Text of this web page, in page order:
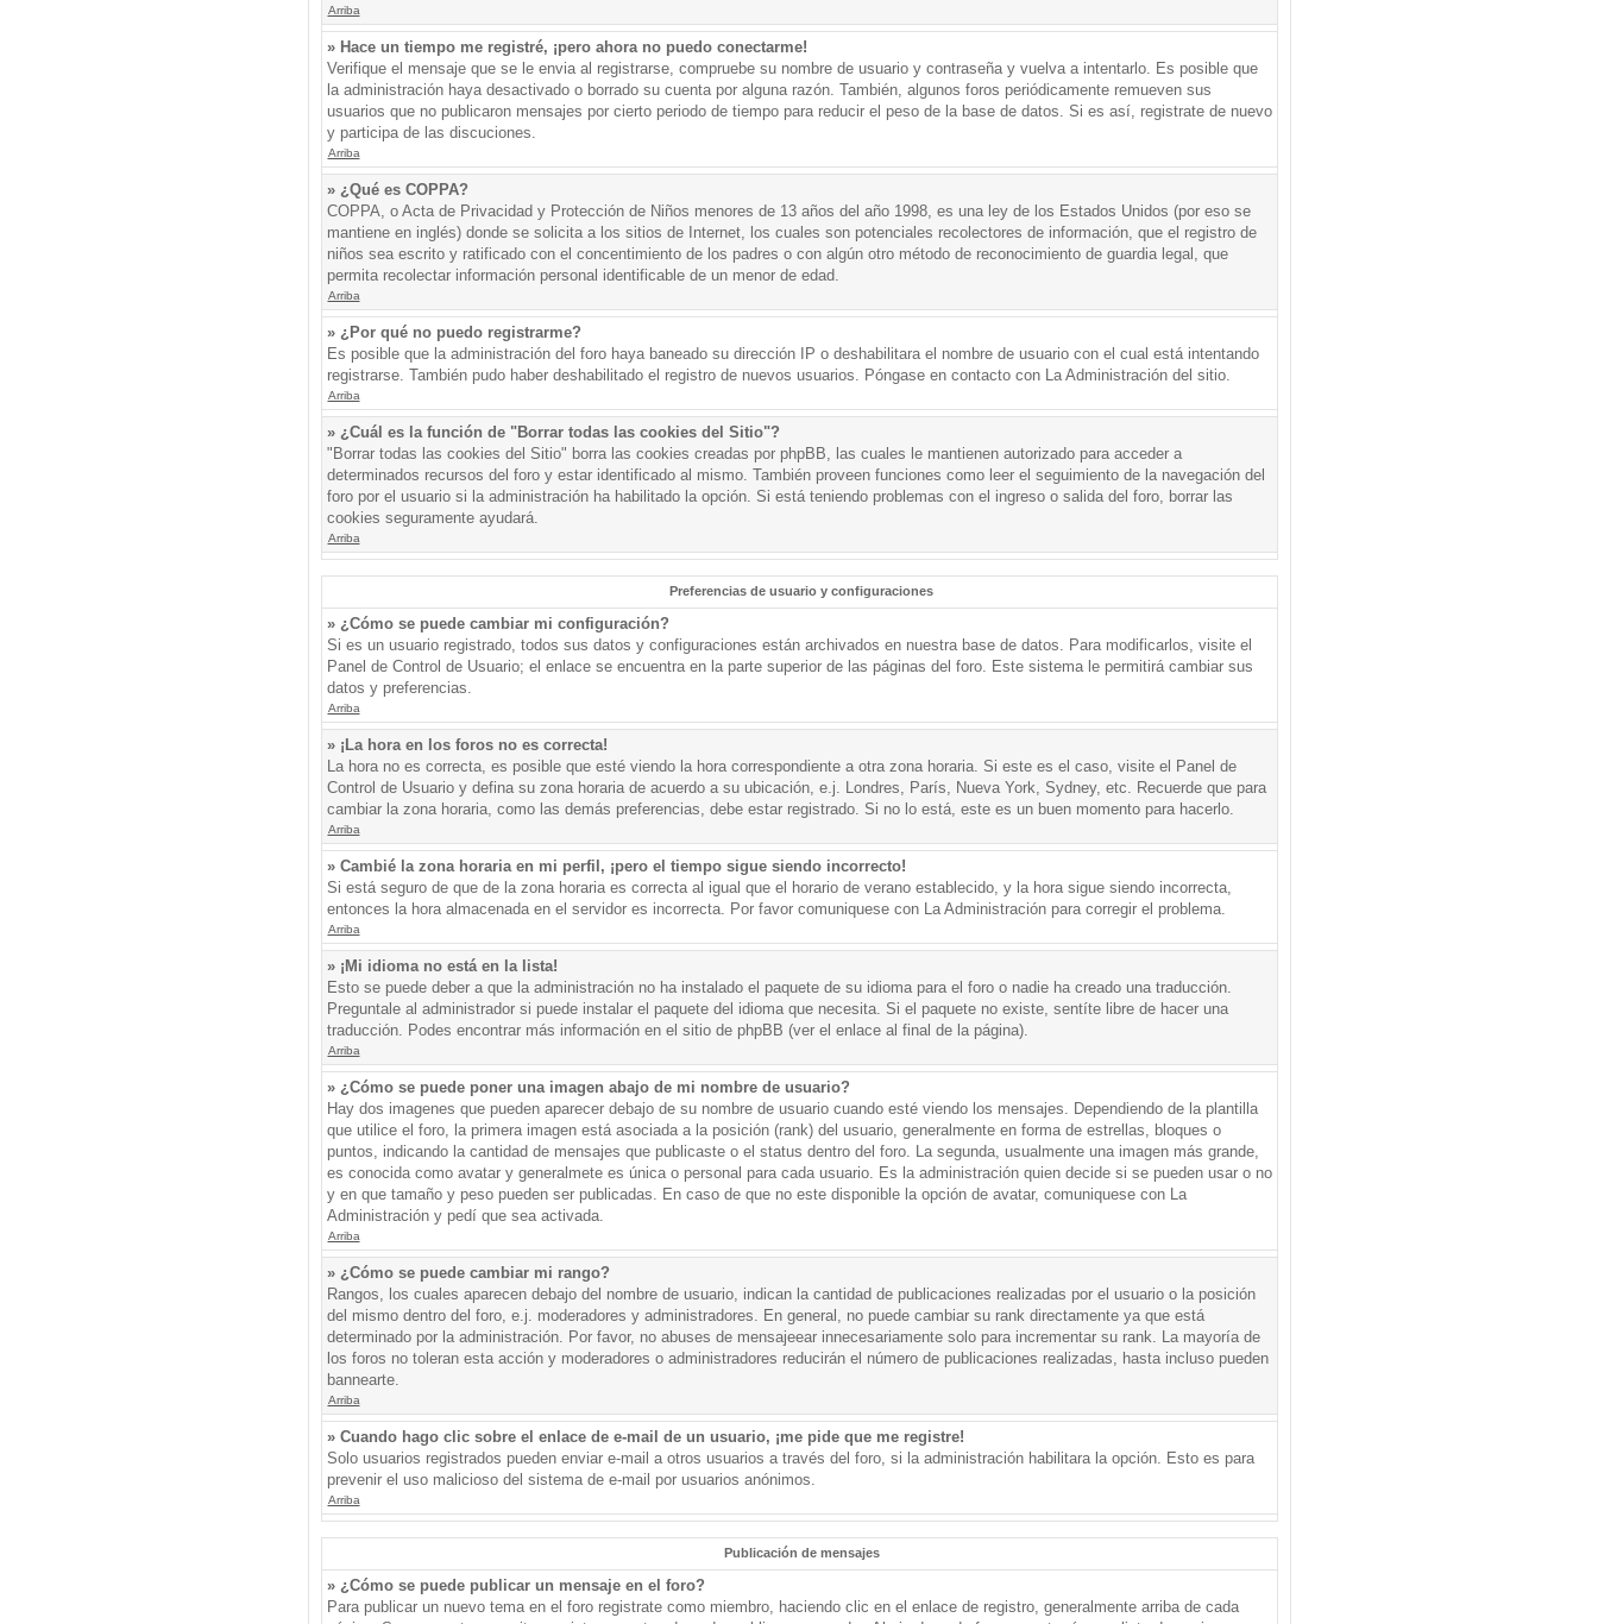
Arriba
» Hace un tiempo me registré, ¡pero ahora no puedo conectarme!
Verifique el mensaje que se le envia al registrarse, compruebe su nombre de usuario y contraseña y vuelva a intentarlo. Es posible que
la administración haya desactivado o borrado su cuenta por alguna razón. También, algunos foros periódicamente remueven sus
usuarios que no publicaron mensajes por cierto periodo de tiempo para reducir el peso de la base de datos. Si es así, registrate de nuevo
y participa de las discuciones.
Arriba
» ¿Qué es COPPA?
COPPA, o Acta de Privacidad y Protección de Niños menores de 13 años del año 1998, es una ley de los Estados Unidos (por eso se
mantiene en inglés) donde se solicita a los sitios de Internet, los cuales son potenciales recolectores de información, que el registro de
niños sea escrito y ratificado con el concentimiento de los padres o con algún otro método de reconocimiento de guardia legal, que
permita recolectar información personal identificable de un menor de edad.
Arriba
» ¿Por qué no puedo registrarme?
Es posible que la administración del foro haya baneado su dirección IP o deshabilitara el nombre de usuario con el cual está intentando
registrarse. También pudo haber deshabilitado el registro de nuevos usuarios. Póngase en contacto con La Administración del sitio.
Arriba
» ¿Cuál es la función de "Borrar todas las cookies del Sitio"?
"Borrar todas las cookies del Sitio" borra las cookies creadas por phpBB, las cuales le mantienen autorizado para acceder a
determinados recursos del foro y estar identificado al mismo. También proveen funciones como leer el seguimiento de la navegación del
foro por el usuario si la administración ha habilitado la opción. Si está teniendo problemas con el ingreso o salida del foro, borrar las
cookies seguramente ayudará.
Arriba
Preferencias de usuario y configuraciones
» ¿Cómo se puede cambiar mi configuración?
Si es un usuario registrado, todos sus datos y configuraciones están archivados en nuestra base de datos. Para modificarlos, visite el
Panel de Control de Usuario; el enlace se encuentra en la parte superior de las páginas del foro. Este sistema le permitirá cambiar sus
datos y preferencias.
Arriba
» ¡La hora en los foros no es correcta!
La hora no es correcta, es posible que esté viendo la hora correspondiente a otra zona horaria. Si este es el caso, visite el Panel de
Control de Usuario y defina su zona horaria de acuerdo a su ubicación, e.j. Londres, París, Nueva York, Sydney, etc. Recuerde que para
cambiar la zona horaria, como las demás preferencias, debe estar registrado. Si no lo está, este es un buen momento para hacerlo.
Arriba
» Cambié la zona horaria en mi perfil, ¡pero el tiempo sigue siendo incorrecto!
Si está seguro de que de la zona horaria es correcta al igual que el horario de verano establecido, y la hora sigue siendo incorrecta,
entonces la hora almacenada en el servidor es incorrecta. Por favor comuniquese con La Administración para corregir el problema.
Arriba
» ¡Mi idioma no está en la lista!
Esto se puede deber a que la administración no ha instalado el paquete de su idioma para el foro o nadie ha creado una traducción.
Preguntale al administrador si puede instalar el paquete del idioma que necesita. Si el paquete no existe, sentíte libre de hacer una
traducción. Podes encontrar más información en el sitio de phpBB (ver el enlace al final de la página).
Arriba
» ¿Cómo se puede poner una imagen abajo de mi nombre de usuario?
Hay dos imagenes que pueden aparecer debajo de su nombre de usuario cuando esté viendo los mensajes. Dependiendo de la plantilla
que utilice el foro, la primera imagen está asociada a la posición (rank) del usuario, generalmente en forma de estrellas, bloques o
puntos, indicando la cantidad de mensajes que publicaste o el status dentro del foro. La segunda, usualmente una imagen más grande,
es conocida como avatar y generalmete es única o personal para cada usuario. Es la administración quien decide si se pueden usar o no
y en que tamaño y peso pueden ser publicadas. En caso de que no este disponible la opción de avatar, comuniquese con La
Administración y pedí que sea activada.
Arriba
» ¿Cómo se puede cambiar mi rango?
Rangos, los cuales aparecen debajo del nombre de usuario, indican la cantidad de publicaciones realizadas por el usuario o la posición
del mismo dentro del foro, e.j. moderadores y administradores. En general, no puede cambiar su rank directamente ya que está
determinado por la administración. Por favor, no abuses de mensajeear innecesariamente solo para incrementar su rank. La mayoría de
los foros no toleran esta acción y moderadores o administradores reducirán el número de publicaciones realizadas, hasta incluso pueden
bannearte.
Arriba
» Cuando hago clic sobre el enlace de e-mail de un usuario, ¡me pide que me registre!
Solo usuarios registrados pueden enviar e-mail a otros usuarios a través del foro, si la administración habilitara la opción. Esto es para
prevenir el uso malicioso del sistema de e-mail por usuarios anónimos.
Arriba
Publicación de mensajes
» ¿Cómo se puede publicar un mensaje en el foro?
Para publicar un nuevo tema en el foro registrate como miembro, haciendo clic en el enlace de registro, generalmente arriba de cada